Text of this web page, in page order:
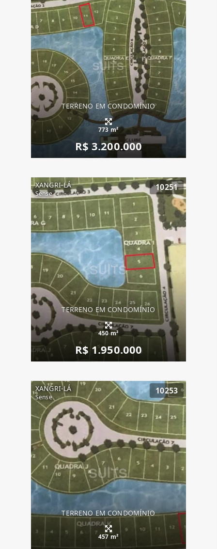
TERRENO EM CONDOMÍNIO
773 m²
R$ 3.200.000
XANGRI-LÁ
Sense
10251
TERRENO EM CONDOMÍNIO
450 m²
R$ 1.950.000
XANGRI-LÁ
Sense
10253
TERRENO EM CONDOMÍNIO
457 m²